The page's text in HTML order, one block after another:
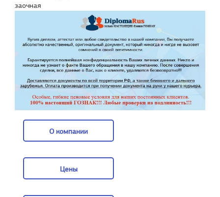
заочная
О компании
Цены